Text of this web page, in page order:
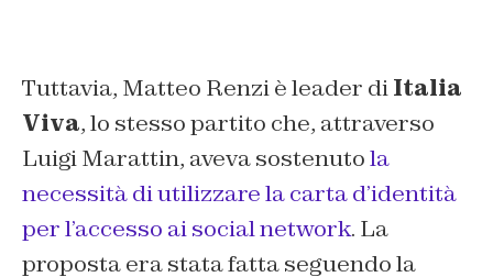
Tuttavia, Matteo Renzi è leader diItalia
Viva, lo stesso partito che, attraverso
Luigi Marattin, aveva sostenutola
necessità di utilizzare la carta d’identità
per l’accesso ai social network. La
proposta era stata fatta seguendo la